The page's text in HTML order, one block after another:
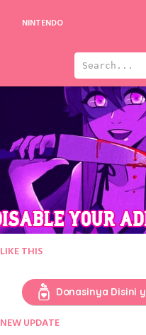
NINTENDO
LIKE THIS
Donasinya Disini
NEW UPDATE